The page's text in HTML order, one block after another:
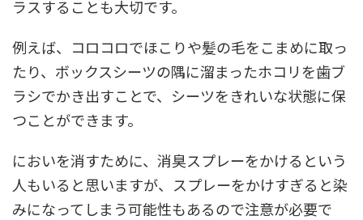
ラスすることも大切です。
例えば、コロコロでほこりや髪の毛をこまめに取っ
たり、ボックスシーツの隅に溜まったホコリを歯ブ
ラシでかき出すことで、シーツをきれいな状態に保
つことができます。
においを消すために、消臭スプレーをかけるという
人もいると思いますが、スプレーをかけすぎると染
みになってしまう可能性もあるので注意が必要で